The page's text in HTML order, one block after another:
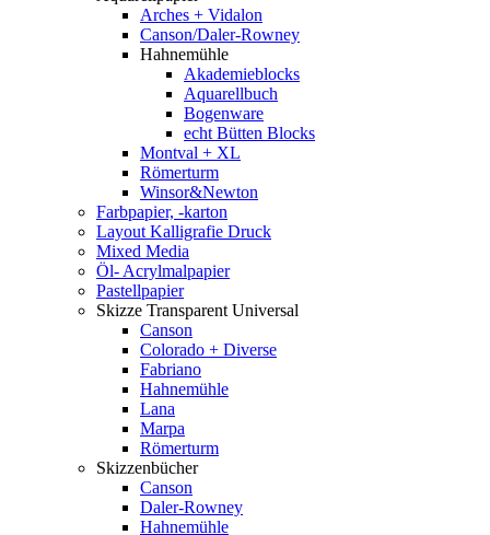
Arches + Vidalon
Canson/Daler-Rowney
Hahnemühle
Akademieblocks
Aquarellbuch
Bogenware
echt Bütten Blocks
Montval + XL
Römerturm
Winsor&Newton
Farbpapier, -karton
Layout Kalligrafie Druck
Mixed Media
Öl- Acrylmalpapier
Pastellpapier
Skizze Transparent Universal
Canson
Colorado + Diverse
Fabriano
Hahnemühle
Lana
Marpa
Römerturm
Skizzenbücher
Canson
Daler-Rowney
Hahnemühle